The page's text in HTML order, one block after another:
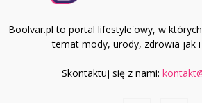
Boolvar.pl to portal lifestyle'owy, w
temat mody, urody, zdrowia jak i
Skontaktuj się z nami: